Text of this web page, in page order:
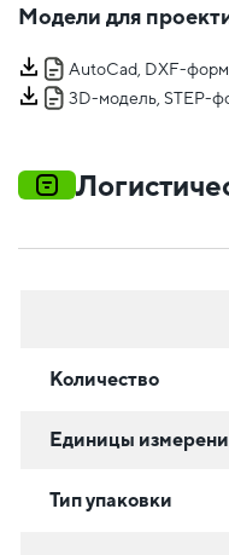
Модели для
AutoCad, DXF-
3D-модель, STEP-
Количество
Единицы
Тип упаковки